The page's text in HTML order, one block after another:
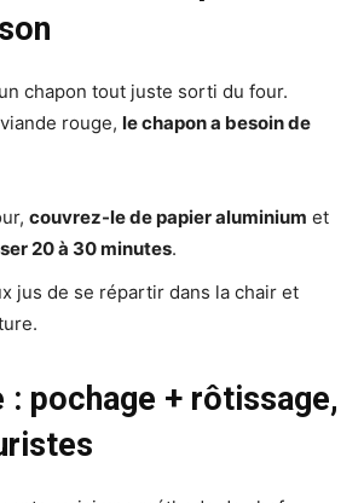
chapon tout juste sorti du four.
rouge, le chapon a besoin de
couvrez-le de papier aluminium et
20 à 30 minutes.
jus de se répartir dans la chair et
: pochage + rôtissage,